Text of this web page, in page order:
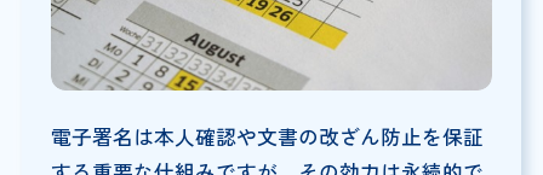
電子署名は本人確認や文書の改ざん防止を保証